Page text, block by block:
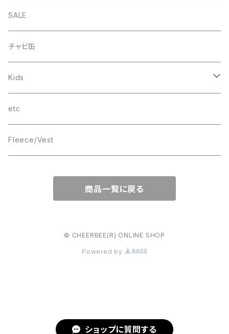
ショップに質問する
FB CAP
bee(r)
Smile
THINGS
wave
Box Logo
Box Logo
Box Logo
“C”
Wappen Beanie
SALE
チャビ缶
Kids
T-SHIRT
etc
Fleece/Vest
商品一覧に戻る
© CHEERBEE(R) ONLINE SHOP
Powered by